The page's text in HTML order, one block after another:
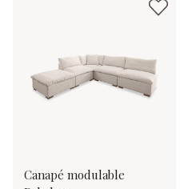
Canapé modulable